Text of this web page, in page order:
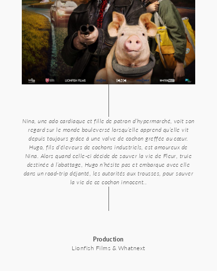
Nina, une ado cardiaque et fille de patron d’hypermarché, voit son
regard sur le monde bouleversé lorsqu’elle apprend qu’elle vit
depuis toujours grâce à une valve de cochon greffée au cœur.
Hugo, fils d’éleveurs de cochons industriels, est amoureux de
Nina. Alors quand celle-ci décide de sauver la vie de Fleur, truie
destinée à l’abattage, Hugo n’hésite pas et embarque avec elle
dans un road-trip déjanté, les autorités aux trousses, pour sauver
la vie de ce cochon innocent..
Production
Lionfish Films & Whatnext